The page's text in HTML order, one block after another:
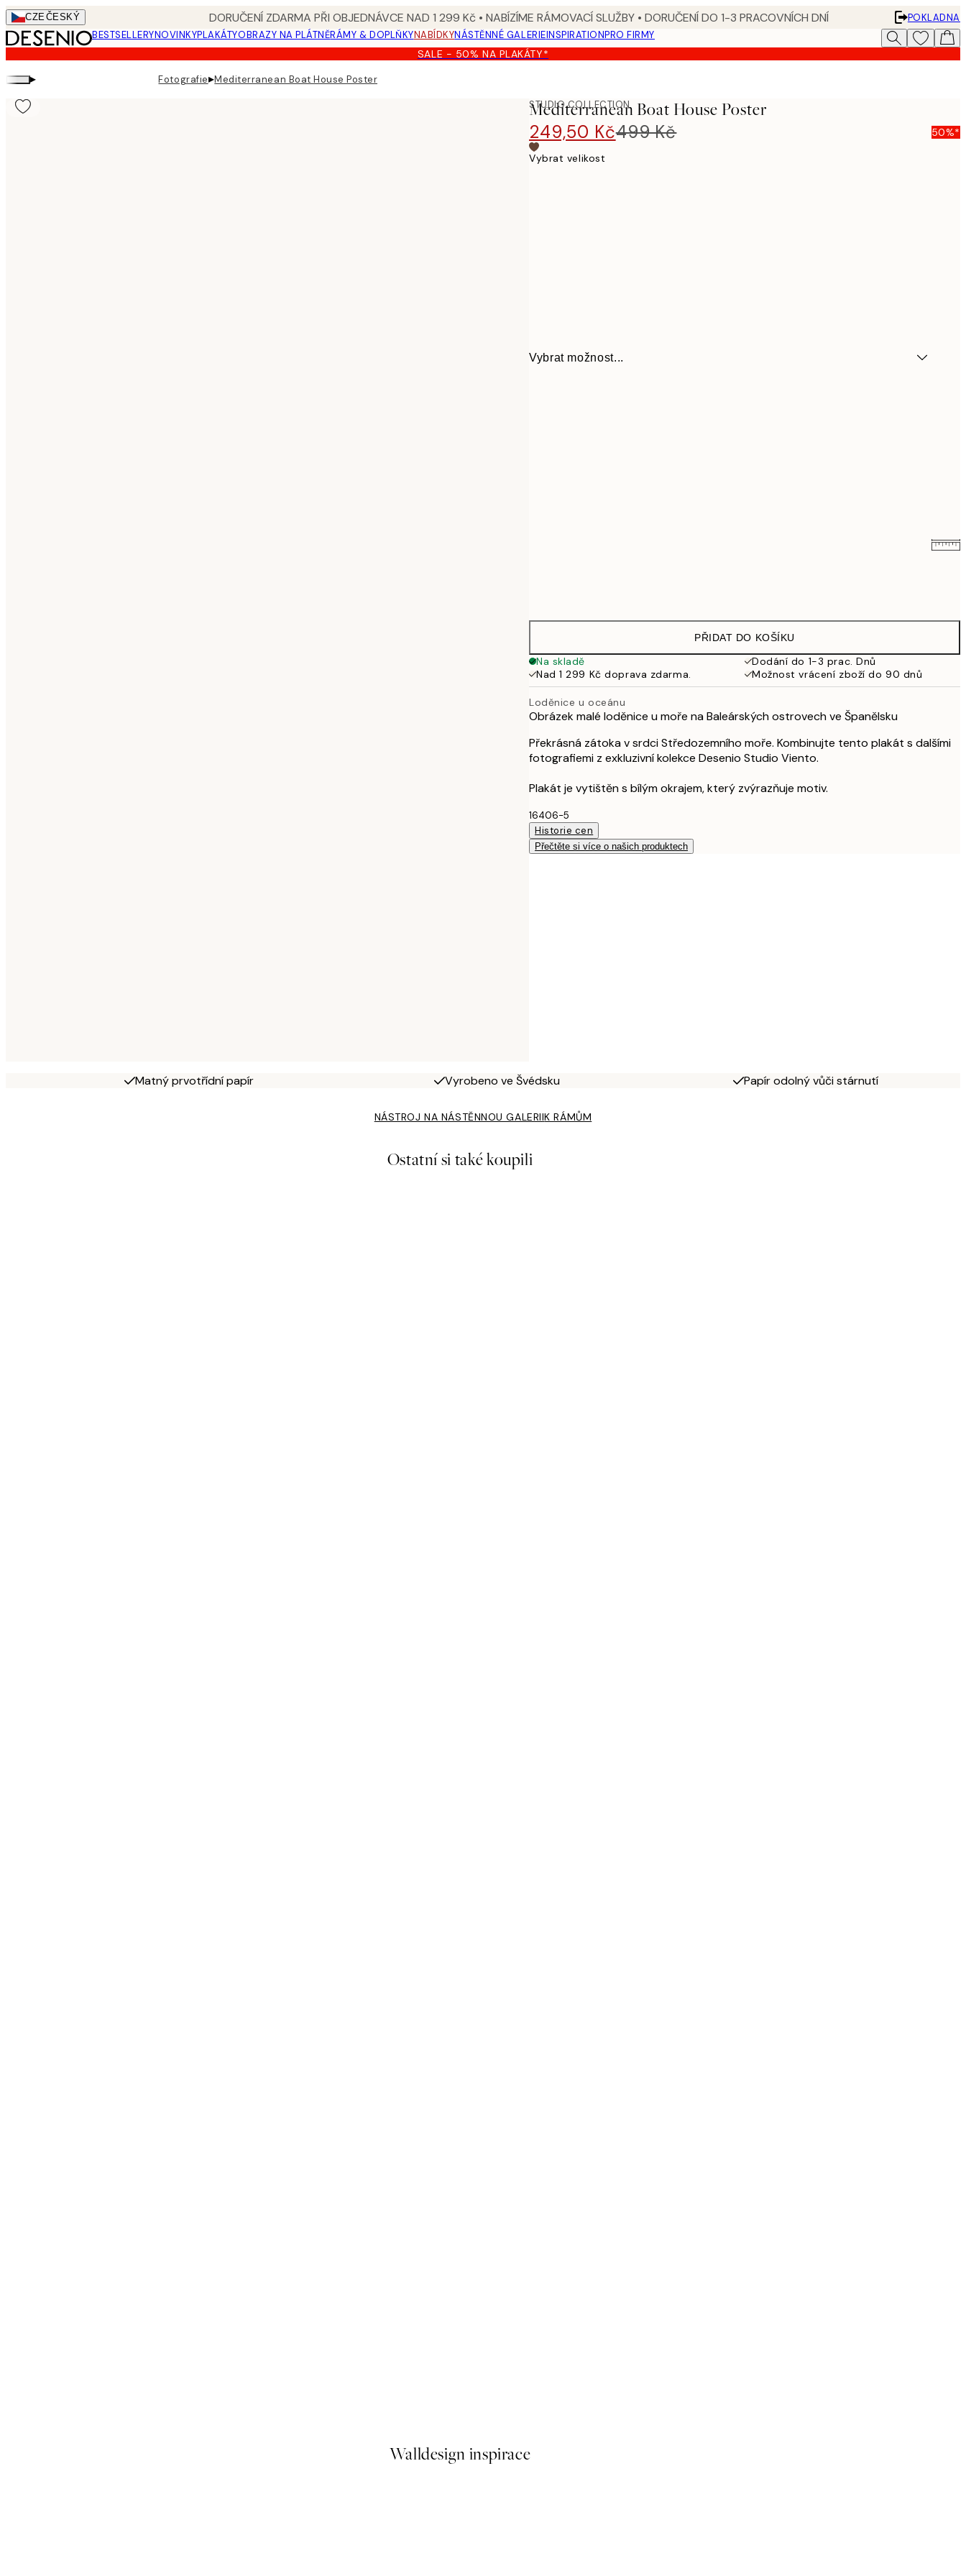
Skip
to
main
content.
CZEČESKÝ DORUČENÍ ZDARMA PŘI OBJEDNÁVCE NAD 1 299 Kč • NABÍZÍME RÁMOVACÍ SLUŽBY • DORUČENÍ DO 1-3 PRACOVNÍCH DNÍ
POKLADNA
BESTSELLERYNOVINKYPLAKÁTYOBRAZY NA PLÁTNĚRÁMY & DOPLŇKYNABÍDKYNÁSTĚNNÉ GALERIEINSPIRATIONPRO FIRMY
SALE - 50% NA PLAKÁTY*
▸ Fotografie▸Mediterranean Boat House Poster
STUDIO COLLECTION
Mediterranean Boat House Poster
249,50 Kč499 Kč 50%*
Vybrat velikost
Vybrat možnost...
925 Kč
PŘIDAT DO KOŠÍKU
Na skladě
Dodání do 1-3 prac. Dnů
Nad 1 299 Kč doprava zdarma.
Možnost vrácení zboží do 90 dnů
Loděnice u oceánu
Obrázek malé loděnice u moře na Baleárských ostrovech ve Španělsku
Překrásná zátoka v srdci Středozemního moře. Kombinujte tento plakát s dalšími
fotografiemi z exkluzivní kolekce Desenio Studio Viento.
Plakát je vytištěn s bílým okrajem, který zvýrazňuje motiv.
16406-5
Historie cen
Přečtěte si více o našich produktech
Matný prvotřídní papír Vyrobeno ve Švédsku Papír odolný vůči stárnutí
NÁSTROJ NA NÁSTĚNNOU GALERIIK RÁMŮM
Ostatní si také koupili
Walldesign inspirace